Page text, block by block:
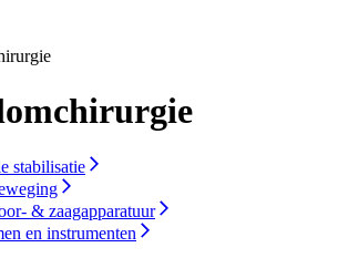
stabilisatie
& zaagapparatuur
en instrumenten